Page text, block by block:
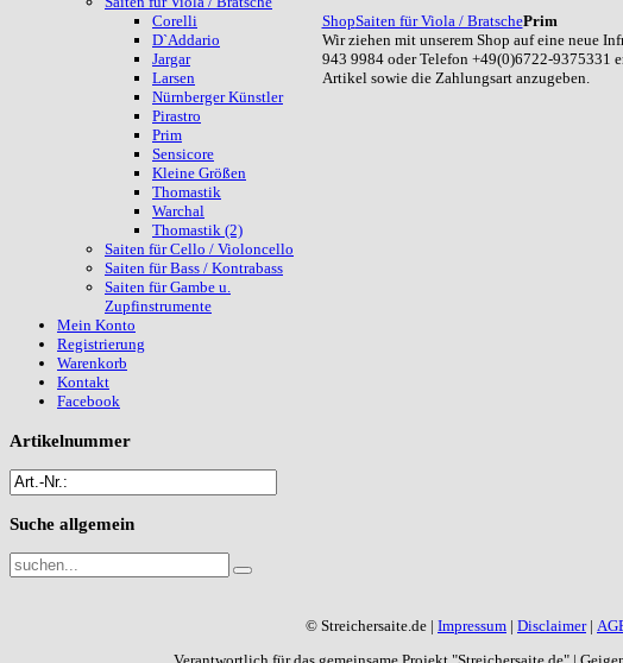
ShopSaiten für Viola / BratschePrim
Wir ziehen mit unserem Shop auf eine neue
943 9984 oder Telefon +49(0)6722-9375331
Artikel sowie die Zahlungsart anzugeben.
Corelli
D`Addario
Jargar
Larsen
Nürnberger Künstler
Pirastro
Prim
Sensicore
Kleine Größen
Thomastik
Warchal
Thomastik (2)
Saiten für Cello / Violoncello
Saiten für Bass / Kontrabass
Saiten für Gambe u.
Zupfinstrumente
Mein Konto
Registrierung
Warenkorb
Kontakt
Facebook
Artikelnummer
Suche allgemein
© Streichersaite.de | Impressum | Disclaimer|